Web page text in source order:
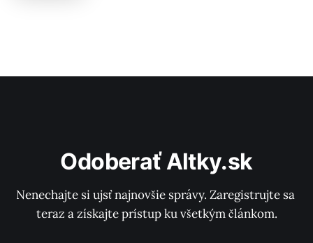
Odoberať Altky.sk
Nenechajte si ujsť najnovšie správy. Zaregistrujte sa
teraz a získajte prístup ku všetkým článkom.